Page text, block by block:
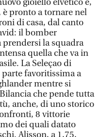
gioiello elvetico e,
pronto a tornare nel
di casa, dal canto
il bomber
prendersi la squadra
quella che va in
La Seleçao di
favoritissima a
mentre si
che pende tutta
anche, di uno storico
8 vittorie
dei quali datato
Alisson, a 1,75,